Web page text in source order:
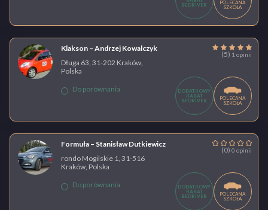
BEDRIVER
POLECANA
SZKOŁA
Klakson – Andrzej Kowalczyk
(5) 1 opinii
Długa 63, 31-202 Kraków,
Polska
Do porównania
DODATKOWY
RABAT
BEDRIVER
POLECANA
SZKOŁA
Formuła – Stanisław Dutkiewicz
(0) 0 opinii
rondo Mogilskie 1, 31-516
Kraków, Polska
Do porównania
DODATKOWY
RABAT
BEDRIVER
POLECANA
SZKOŁA